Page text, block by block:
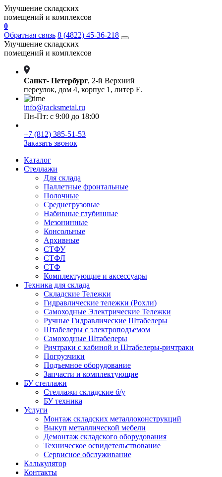
Улучшение складских
помещений и комплексов
0
Обратная связь 8 (4822) 45-36-218
Улучшение складских
помещений и комплексов
Санкт- Петербург, 2-й Верхний
переулок, дом 4, корпус 1, литер Е.
info@racksmetal.ru
Пн-Пт: с 9:00 до 18:00
+7 (812) 385-51-53
Заказать звонок
Каталог
Стеллажи
Для склада
Паллетные фронтальные
Полочные
Среднегрузовые
Набивные глубинные
Мезонинные
Консольные
Архивные
СТФУ
СТФЛ
СТФ
Комплектующие и аксессуары
Техника для склада
Складские Тележки
Гидравлические тележки (Рохли)
Самоходные Электрические Тележки
Ручные Гидравлические Штабелеры
Штабелеры с электроподъемом
Самоходные Штабелеры
Ричтраки с кабиной и Штабелеры-ричтраки
Погрузчики
Подъемное оборудование
Запчасти и комплектующие
БУ стеллажи
Стеллажи складские б/у
БУ техника
Услуги
Монтаж складских металлоконструкций
Выкуп металлической мебели
Демонтаж складского оборудования
Техническое освидетельствование
Сервисное обслуживание
Калькулятор
Контакты